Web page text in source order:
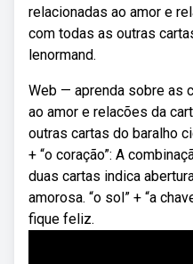
relacionadas ao amor e
com todas as outras
lenormand.
Web — aprenda sobre as
ao amor e relacões da
outras cartas do baralho
+ “o coração”: A
duas cartas indica
amorosa. “o sol” + “a
fique feliz.